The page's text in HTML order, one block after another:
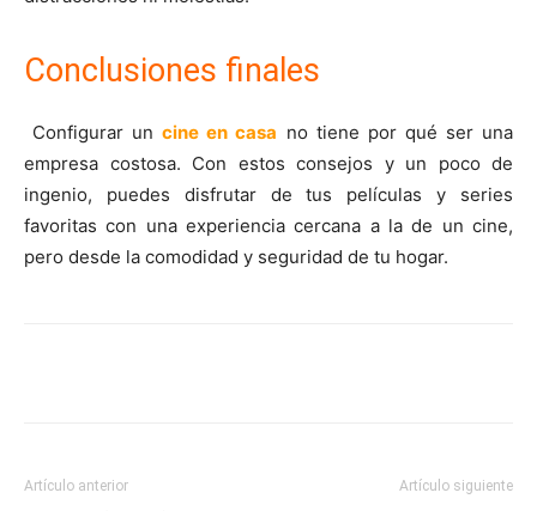
Conclusiones finales
Configurar uncine en casa no tiene por qué ser una
empresa costosa. Con estos consejos y un poco de
ingenio, puedes disfrutar de tus películas y series
favoritas con una experiencia cercana a la de un cine,
pero desde la comodidad y seguridad de tu hogar.
Artículo anterior Artículo siguiente